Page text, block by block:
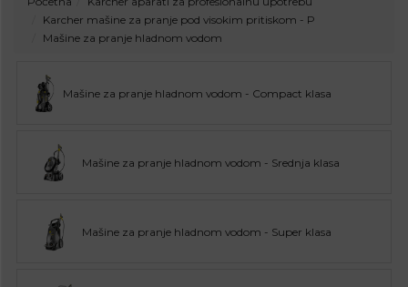
Karcher mašine za pranje pod visokim pritiskom - P
Mašine za pranje hladnom vodom
Mašine za pranje hladnom vodom - Compact klasa
Mašine za pranje hladnom vodom - Srednja klasa
Mašine za pranje hladnom vodom - Super klasa